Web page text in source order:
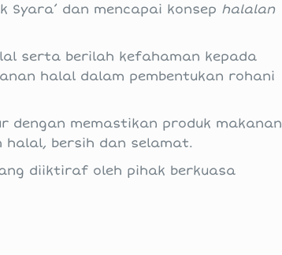
dan mencapai konsep halalan
serta berilah kefahaman kepada
halal dalam pembentukan rohani
dengan memastikan produk makanan
halal, bersih dan selamat.
diiktiraf oleh pihak berkuasa